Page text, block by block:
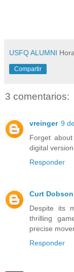
USFQ ALUMNI
Compartir
3 comentarios:
vreinger 9
Forget
digital
Responder
Curt Dobson
Despite its
thrilling
precise
Responder